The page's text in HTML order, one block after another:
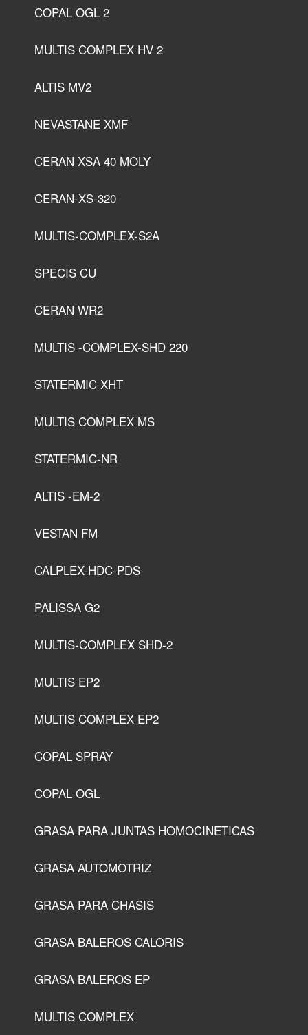
COPAL OGL 2
MULTIS COMPLEX HV 2
ALTIS MV2
NEVASTANE XMF
CERAN XSA 40 MOLY
CERAN-XS-320
MULTIS-COMPLEX-S2A
SPECIS CU
CERAN WR2
MULTIS -COMPLEX-SHD 220
STATERMIC XHT
MULTIS COMPLEX MS
STATERMIC-NR
ALTIS -EM-2
VESTAN FM
CALPLEX-HDC-PDS
PALISSA G2
MULTIS-COMPLEX SHD-2
MULTIS EP2
MULTIS COMPLEX EP2
COPAL SPRAY
COPAL OGL
GRASA PARA JUNTAS HOMOCINETICAS
GRASA AUTOMOTRIZ
GRASA PARA CHASIS
GRASA BALEROS CALORIS
GRASA BALEROS EP
MULTIS COMPLEX